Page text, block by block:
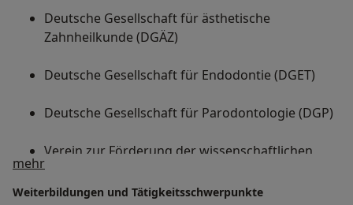
Deutsche Gesellschaft für ästhetische
Zahnheilkunde (DGÄZ)
Deutsche Gesellschaft für Endodontie (DGET)
Deutsche Gesellschaft für Parodontologie (DGP)
Verein zur Förderung der wissenschaftlichen
Zahnheilkunde in Bayern (VFwZ)
mehrÜber mich
Weiterbildungen und Tätigkeitsschwerpunkte